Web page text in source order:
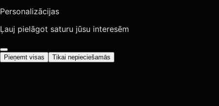
Personalizācijas
Ļauj pielāgot saturu jūsu interesēm
Pieņemt visas Tikai nepieciešamās